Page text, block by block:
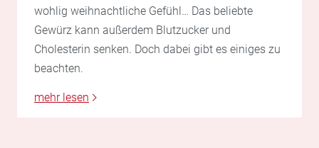
wohlig weihnachtliche Gefühl… Das beliebte
Gewürz kann außerdem Blutzucker und
Cholesterin senken. Doch dabei gibt es einiges zu
beachten.
mehr lesen